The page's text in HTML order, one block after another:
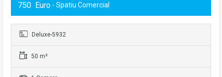
750 Euro - Spatiu Comercial
Deluxe-5932
50 m²